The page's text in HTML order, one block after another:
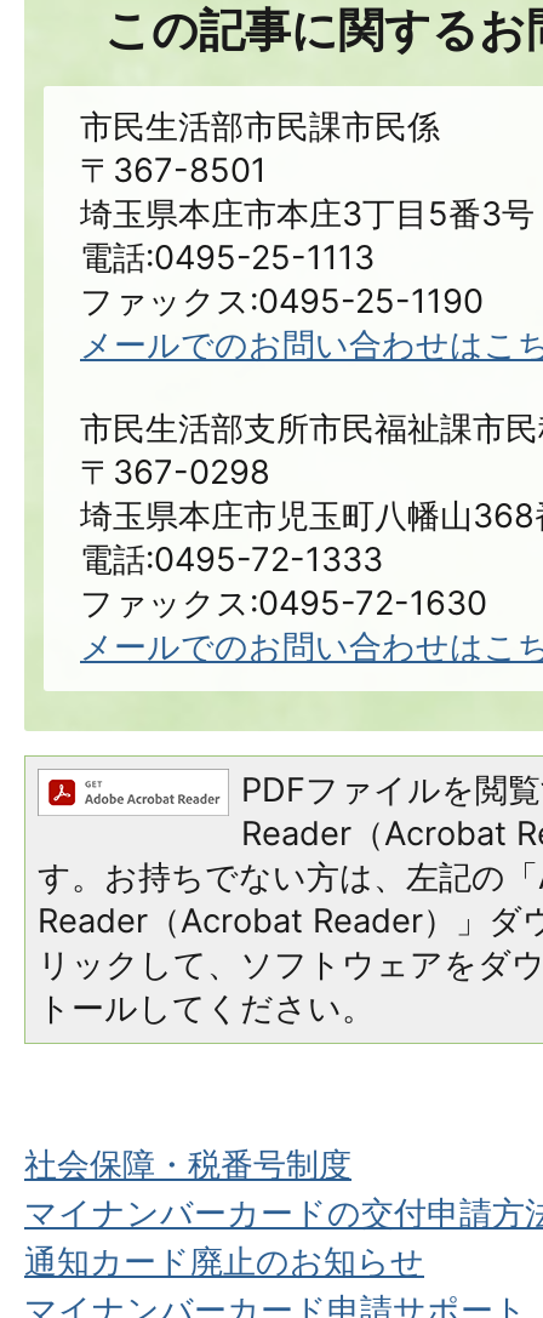
この記事に関する
市民生活部市民課市民係
〒367-8501
埼玉県本庄市本庄3丁目5番3号
電話:0495-25-1113
ファックス:0495-25-1190
メールでのお問い合わせはこ
市民生活部支所市民福祉課市
〒367-0298
埼玉県本庄市児玉町八幡山368
電話:0495-72-1333
ファックス:0495-72-1630
メールでのお問い合わせはこ
PDFファイルを閲
Reader（Acrobat
す。お持ちでない方は、左記の
Reader（Acrobat Reader）」ダ
リックして、ソフトウェアをダ
トールしてください。
社会保障・税番号制度
マイナンバーカードの交付申請方
通知カード廃止のお知らせ